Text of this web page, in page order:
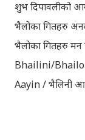
शुभ दिपावलीको
भैलोका गितहरु
भैलोका गितहरु
Bhailini/Bhailo
Aayin / भैलिनी